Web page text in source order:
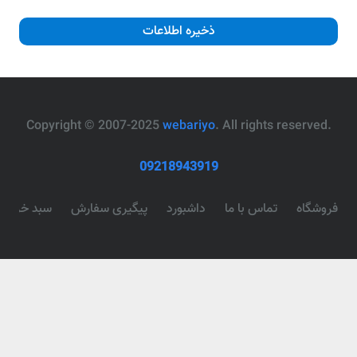
ذخیره اطلاعات
.Copyright © 2007-2025
webariyo. All rights reserved
09218943919
فروشگاه تماس با ما داشبورد پیگیری سفارش سبد خرید